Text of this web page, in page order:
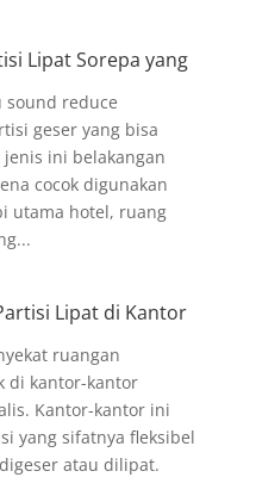
Lipat Sorepa yang
sound reduce
geser yang bisa
ini belakangan
cocok digunakan
utama hotel, ruang
Lipat di Kantor
ruangan
di kantor-kantor
Kantor-kantor ini
yang sifatnya fleksibel
atau dilipat.